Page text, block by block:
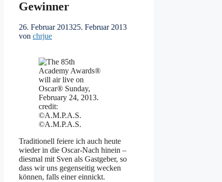
Gewinner
26. Februar 201325. Februar 2013
von chrjue
©A.M.P.A.S.
Traditionell feiere ich auch heute
wieder in die Oscar-Nach hinein –
diesmal mit Sven als Gastgeber, so
dass wir uns gegenseitig wecken
können, falls einer einnickt.